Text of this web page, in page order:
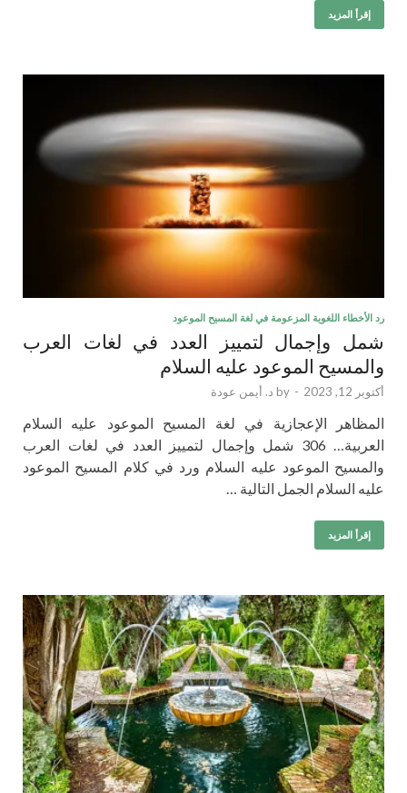
إقرأ المزيد
رد الأخطاء اللغوية المزعومة في لغة المسيح الموعود
شمل وإجمال لتمييز العدد في لغات العرب
والمسيح الموعود عليه السلام
أكتوبر 12, 2023 -
by د. أيمن عودة
المظاهر الإعجازية في لغة المسيح الموعود عليه السلام
العربية… 306 شمل وإجمال لتمييز العدد في لغات العرب
والمسيح الموعود عليه السلام ورد في كلام المسيح الموعود
عليه السلام الجمل التالية …
إقرأ المزيد